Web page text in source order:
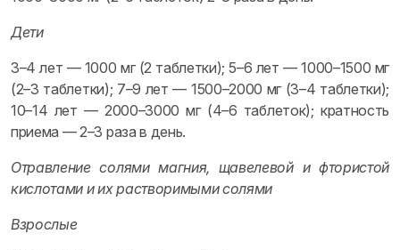
Дети
3–4 лет — 1000 мг (2 таблетки); 5–6 лет — 1000–1500 мг
(2–3 таблетки); 7–9 лет — 1500–2000 мг (3–4 таблетки);
10–14 лет — 2000–3000 мг (4–6 таблеток); кратность
приема — 2–3 раза в день.
Отравление солями магния, щавелевой и фтористой
кислотами и их растворимыми солями
Взрослые